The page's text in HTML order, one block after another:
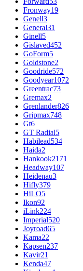
Fronway19
Genell3
General31
Ginell5
Gislaved452
GoForm5
Goldstone2
Goodride572
Goodyear1072
Greentrac73
Gremax2
Grenlander826
Gripmax748
Gt6
GT Radial5
Habilead534
Haida2
Hankook2171
Headway107
Heidenau3
Hifly379
HiLO5
Ikon92
iLink224
Imperial520
Joyroad65
Kama22
Kapsen237
Kavir21
Kenda47